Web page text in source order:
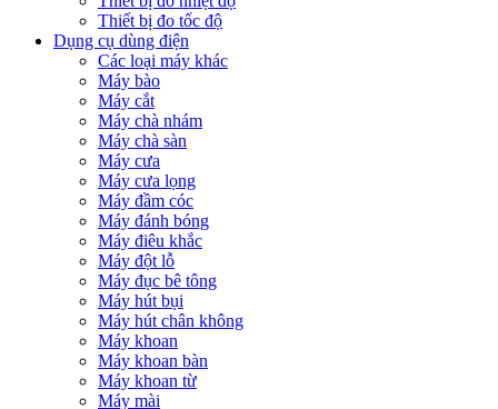
Thiết bị đo tốc độ
Dụng cụ dùng điện
Các loại máy khác
Máy bào
Máy cắt
Máy chà nhám
Máy chà sàn
Máy cưa
Máy cưa lọng
Máy đầm cóc
Máy đánh bóng
Máy điêu khắc
Máy đột lỗ
Máy đục bê tông
Máy hút bụi
Máy hút chân không
Máy khoan
Máy khoan bàn
Máy khoan từ
Máy mài